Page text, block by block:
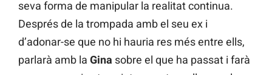
seva forma de manipular la realitat continua.
Després de la trompada amb el seu ex i
d’adonar-se que no hi hauria res més entre ells,
parlarà amb la Gina sobre el que ha passat i farà